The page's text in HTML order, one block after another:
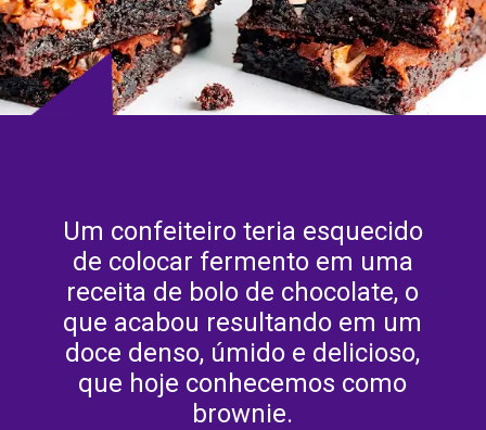
Um confeiteiro teria esquecido
de colocar fermento em uma
receita de bolo de chocolate, o
que acabou resultando em um
doce denso, úmido e delicioso,
que hoje conhecemos como
brownie.